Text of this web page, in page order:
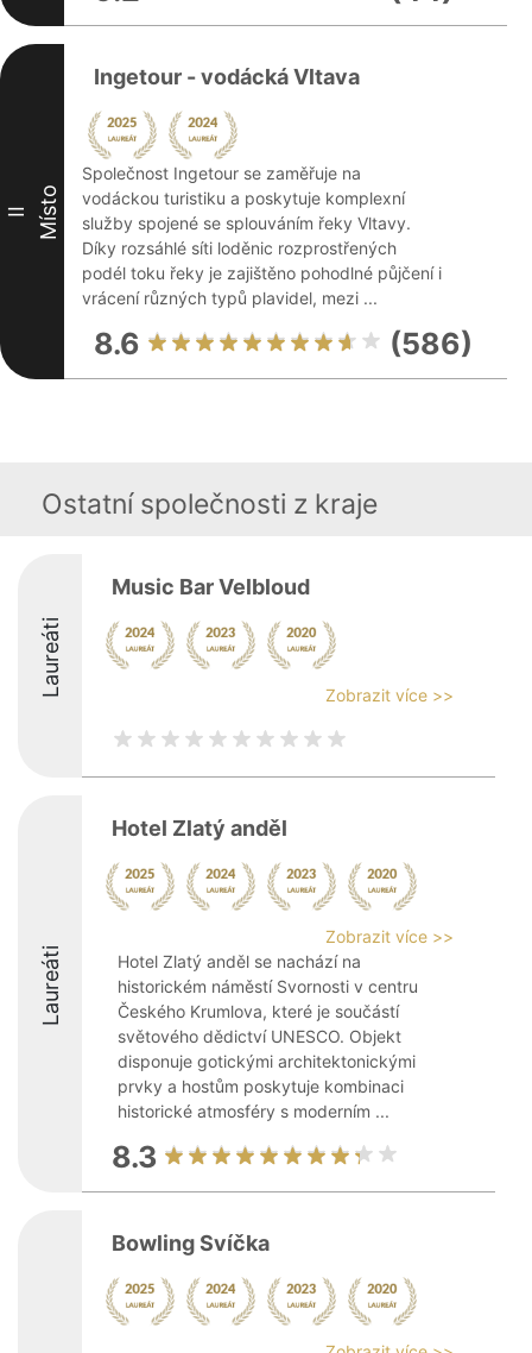
II Místo
Ingetour - vodácká Vltava
Společnost Ingetour se zaměřuje na
vodáckou turistiku a poskytuje komplexní
služby spojené se splouváním řeky Vltavy.
Díky rozsáhlé síti loděnic rozprostřených
podél toku řeky je zajištěno pohodlné půjčení i
vrácení různých typů plavidel, mezi ...
8.6 (586)
Ostatní společnosti z kraje
Laureáti
Music Bar Velbloud
Zobrazit více >>
Laureáti
Hotel Zlatý anděl
Zobrazit více >>
Hotel Zlatý anděl se nachází na
historickém náměstí Svornosti v centru
Českého Krumlova, které je součástí
světového dědictví UNESCO. Objekt
disponuje gotickými architektonickými
prvky a hostům poskytuje kombinaci
historické atmosféry s moderním ...
8.3
Bowling Svíčka